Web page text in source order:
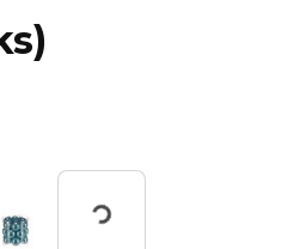
Working...